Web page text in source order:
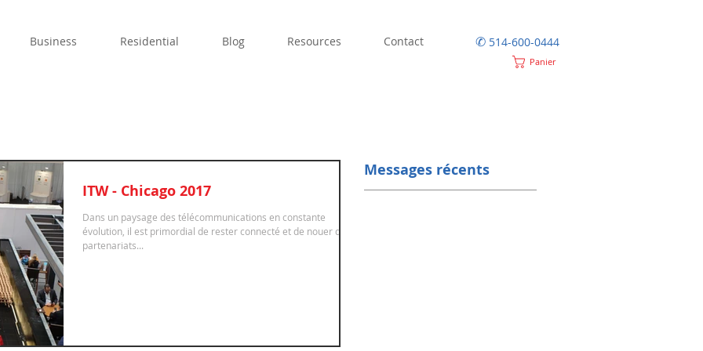
Business Residential Blog Resources Contact ✆ 514-600-0444
Panier
ITW - Chicago 2017
Dans un paysage des télécommunications en constante
évolution, il est primordial de rester connecté et de nouer des
partenariats...
Messages récents